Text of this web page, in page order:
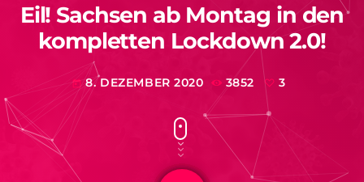
Eil! Sachsen ab Montag in den
kompletten Lockdown 2.0!
today 8. DEZEMBER 2020 3852 3